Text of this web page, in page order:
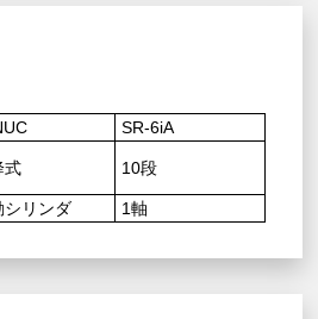
SR-6iA
式 10段
シリンダ 1軸